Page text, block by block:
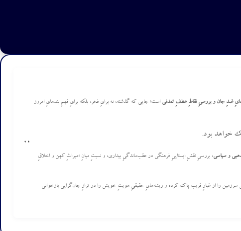
ضدِ جان و بررسیِ نقاطِ عطفِ تمدنی است؛ جایی که گذشته، نه برایِ فخر، بلکه برایِ فهمِ بندهایِ امروز
خواهد بود.
و سیاسی، بررسیِ نقشِ ایستاییِ فرهنگی در عقب‌ماندگیِ بیداری، و نسبتِ میانِ «میراثِ کهن و اخلاقِ
سرزمین را از غبارِ فریب پاک کرده و ریشه‌هایِ حقیقیِ هویتِ خویش را در ترازِ جان‌گرایی بازخوانی
0
0